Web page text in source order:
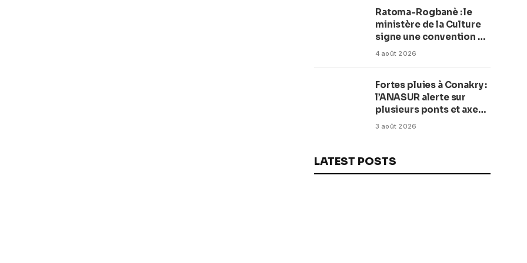
Ratoma-Rogbanè : le
ministère de la Culture
signe une convention de
42 millions de dollars
balnéaire
4 août 2026
Fortes pluies à Conakry :
l’ANASUR alerte sur
plusieurs ponts et axes
routiers
3 août 2026
LATEST POSTS